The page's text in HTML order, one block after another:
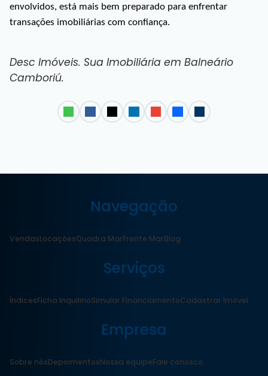
envolvidos, está mais bem preparado para enfrentar
transações imobiliárias com confiança.
Desc Imóveis. Sua Imobiliária em Balneário
Camboriú.
Navegação
VendasLocaçõesQuadra MarFrente MarBlog
Serviços
ÍndicesFicha InquilinoSimular FinanciamentoCadastrar Imóvel
Empresa
Sobre nósDepoimentosNossa equipeFale conosco